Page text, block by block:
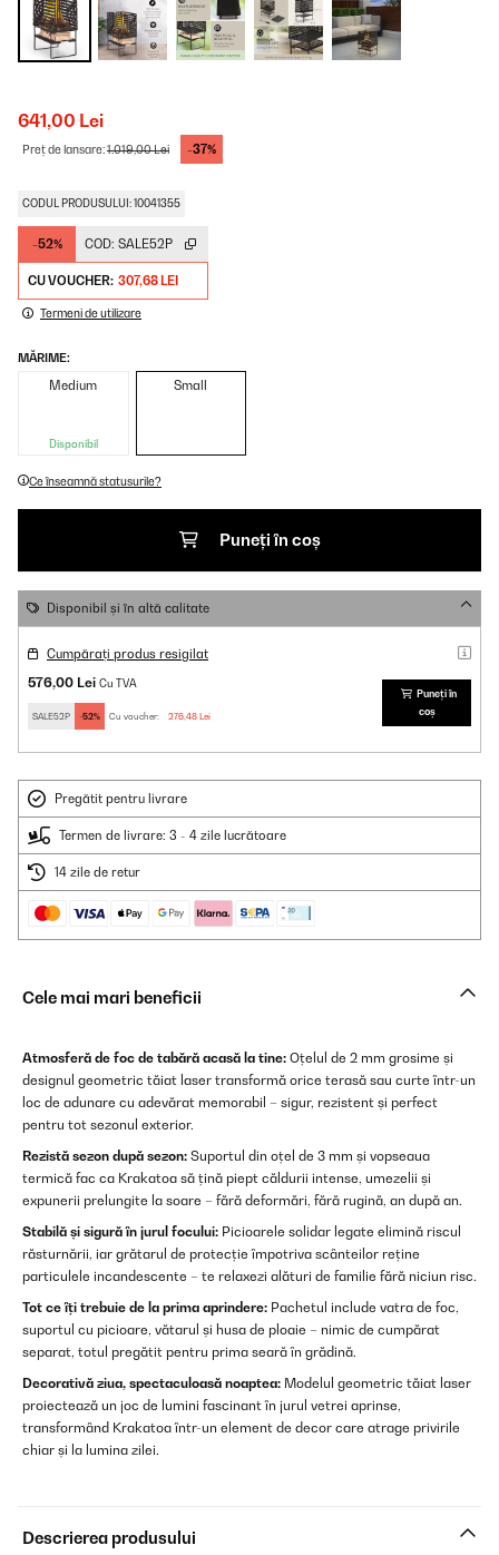
641,00 Lei
Preț de lansare:1.019,00 Lei -37%
CODUL PRODUSULUI: 10041355
-52% COD: SALE52P
CU VOUCHER: 307,68 LEI
Termeni de utilizare
MĂRIME:
Medium
Disponibil
Small
Ce înseamnă statusurile?
Puneți în coș
Disponibil și în altă calitate
Cumpărați produs resigilat
576,00 Lei Cu TVA
SALE52P -52% Cu voucher: 276,48 Lei
Puneți în
coș
Pregătit pentru livrare
Termen de livrare: 3 - 4 zile lucrătoare
14 zile de retur
Cele mai mari beneficii
Atmosferă de foc de tabără acasă la tine: Oțelul de 2 mm grosime și
designul geometric tăiat laser transformă orice terasă sau curte într-un
loc de adunare cu adevărat memorabil – sigur, rezistent și perfect
pentru tot sezonul exterior.
Rezistă sezon după sezon: Suportul din oțel de 3 mm și vopseaua
termică fac ca Krakatoa să țină piept căldurii intense, umezelii și
expunerii prelungite la soare – fără deformări, fără rugină, an după an.
Stabilă și sigură în jurul focului: Picioarele solidar legate elimină riscul
răsturnării, iar grătarul de protecție împotriva scânteilor reține
particulele incandescente – te relaxezi alături de familie fără niciun risc.
Tot ce îți trebuie de la prima aprindere: Pachetul include vatra de foc,
suportul cu picioare, vătarul și husa de ploaie – nimic de cumpărat
separat, totul pregătit pentru prima seară în grădină.
Decorativă ziua, spectaculoasă noaptea: Modelul geometric tăiat laser
proiectează un joc de lumini fascinant în jurul vetrei aprinse,
transformând Krakatoa într-un element de decor care atrage privirile
chiar și la lumina zilei.
Descrierea produsului